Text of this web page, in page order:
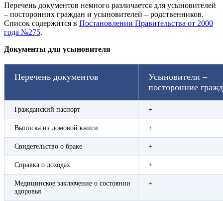
Перечень документов немного различается для усыновителей
– посторонних граждан и усыновителей – родственников.
Список содержится в Постановлении Правительства от 2000
года №275.
Документы для усыновителя
Перечень документов
Усыновители –
посторонние
Гражданский паспорт +
Выписка из домовой книги +
Свидетельство о браке +
Справка о доходах +
Медицинское заключение о состоянии
здоровья
+